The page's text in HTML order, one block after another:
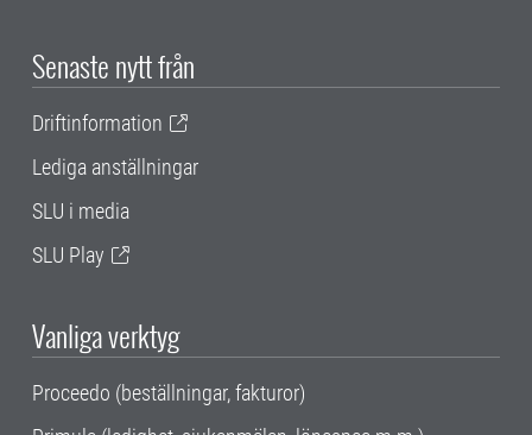
Senaste nytt från
Driftinformation
Lediga anställningar
SLU i media
SLU Play
Vanliga verktyg
Proceedo (beställningar, fakturor)